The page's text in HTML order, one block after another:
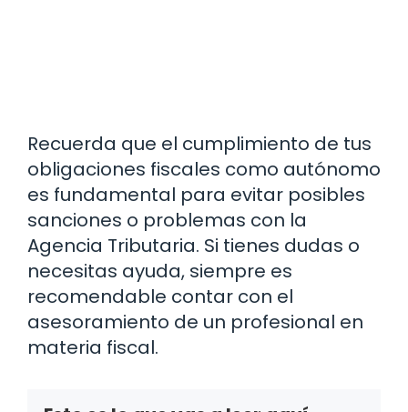
Recuerda que el cumplimiento de tus
obligaciones fiscales como autónomo
es fundamental para evitar posibles
sanciones o problemas con la
Agencia Tributaria. Si tienes dudas o
necesitas ayuda, siempre es
recomendable contar con el
asesoramiento de un profesional en
materia fiscal.